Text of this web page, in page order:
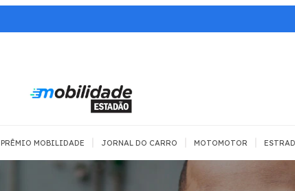
MOBILIDADE COM
MOBILIDADE PARA QUÊ?
PRÊMIO MOBILIDADE JORNAL DO CARRO MOTOMOTOR